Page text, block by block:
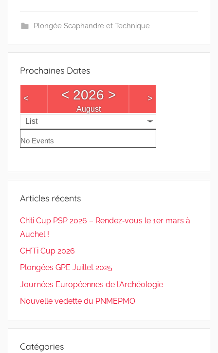
Plongée Scaphandre et Technique
Prochaines Dates
< <2026 >
August
>
List
No Events
Articles récents
Ch’ti Cup PSP 2026 – Rendez‑vous le 1er mars à
Auchel !
CH’Ti Cup 2026
Plongées GPE Juillet 2025
Journées Européennes de l’Archéologie
Nouvelle vedette du PNMEPMO
Catégories